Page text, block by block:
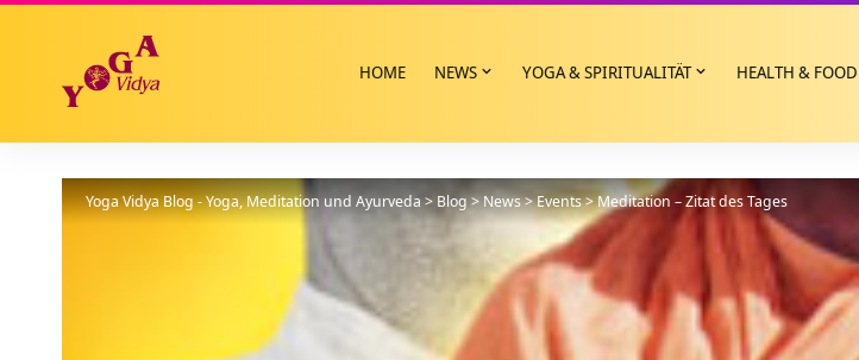
HOME NEWS YOGA & SPIRITUALITÄT HEALTH & FOOD
Yoga Vidya Blog - Yoga, Meditation und Ayurveda> Blog>News>Events>Meditation – Zitat des Tages